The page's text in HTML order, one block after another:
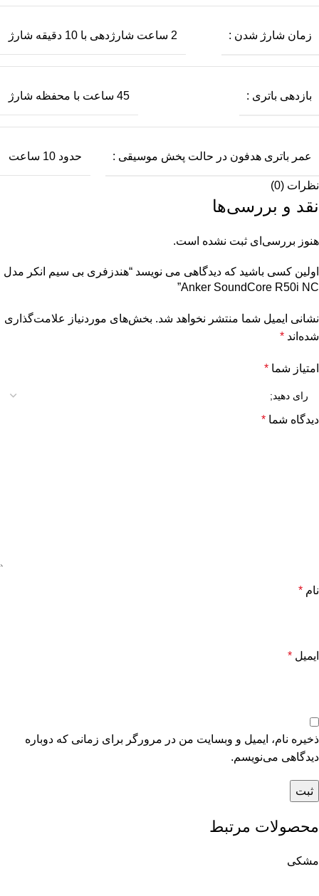
زمان شارژ شدن : 2 ساعت شارژدهی با 10 دقیقه شارژ
بازدهی باتری : 45 ساعت با محفظه شارژ
عمر باتری هدفون در حالت پخش موسیقی : حدود 10 ساعت
نظرات (0)
نقد و بررسی‌ها
هنوز بررسی‌ای ثبت نشده است.
اولین کسی باشید که دیدگاهی می نویسد “هندزفری بی سیم انکر مدل
Anker SoundCore R50i NC”
نشانی ایمیل شما منتشر نخواهد شد. بخش‌های موردنیاز علامت‌گذاری
شده‌اند *
امتیاز شما *
دیدگاه شما *
نام *
ایمیل *
ذخیره نام، ایمیل و وبسایت من در مرورگر برای زمانی که دوباره
دیدگاهی می‌نویسم.
محصولات مرتبط
مشکی